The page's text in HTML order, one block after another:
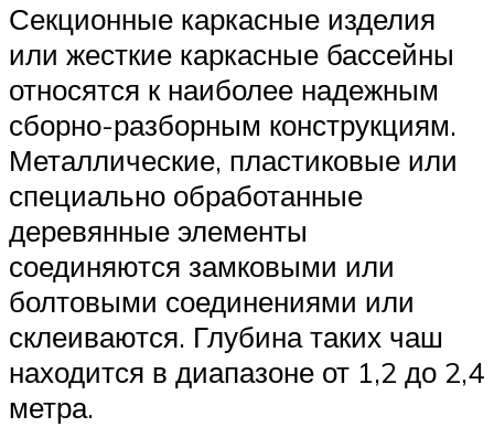
Секционные каркасные изделия
или жесткие каркасные бассейны
относятся к наиболее надежным
сборно-разборным конструкциям.
Металлические, пластиковые или
специально обработанные
деревянные элементы
соединяются замковыми или
болтовыми соединениями или
склеиваются. Глубина таких чаш
находится в диапазоне от 1,2 до 2,4
метра.